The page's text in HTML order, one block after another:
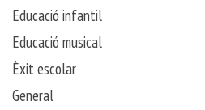
Educació infantil
Educació musical
Èxit escolar
General